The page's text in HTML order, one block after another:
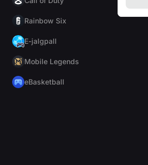
Rainbow Six
E-jalgpall
Mobile Legends
eBasketball